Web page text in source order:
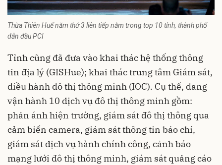
Thừa Thiên Huế năm thứ 3 liên tiếp nằm trong top 10 tỉnh, thành phố
dẫn đầu PCI
Tỉnh cũng đã đưa vào khai thác hệ thống thông
tin địa lý (GISHue); khai thác trung tâm Giám sát,
điều hành đô thị thông minh (IOC). Cụ thể, đang
vận hành 10 dịch vụ đô thị thông minh gồm:
phản ánh hiện trường, giám sát đô thị thông qua
cảm biến camera, giám sát thông tin báo chí,
giám sát dịch vụ hành chính công, cảnh báo
mạng lưới đô thị thông minh, giám sát quảng cáo